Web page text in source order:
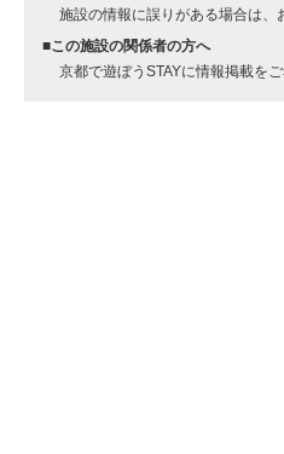
施設の情報に誤りがある場合は、
■この施設の関係者の方へ
京都で遊ぼうSTAYに情報掲載を